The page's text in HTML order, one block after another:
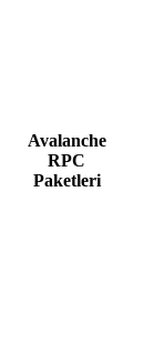
Avalanche
RPC
Paketleri